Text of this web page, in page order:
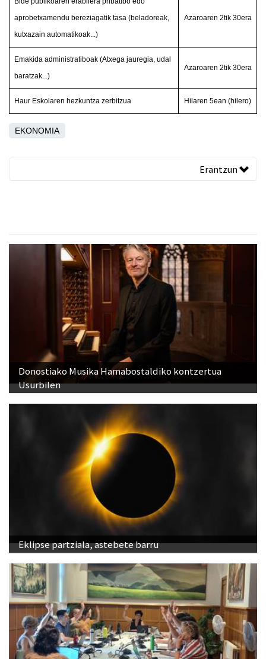
aprobetxamendu bereziagatik tasa (beladoreak,
kutxazain automatikoak...)
Azaroaren 2tik 30era
Emakida administratiboak (Atxega jauregia, udal
baratzak...)
Azaroaren 2tik 30era
Haur Eskolaren hezkuntza zerbitzua Hilaren 5ean (hilero)
EKONOMIA
Erantzun
Donostiako Musika Hamabostaldiko kontzertua
Usurbilen
Eklipse partziala, astebete barru